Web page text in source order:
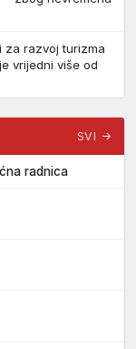
za razvoj turizma
vrijedni više od
SVI →
radnica